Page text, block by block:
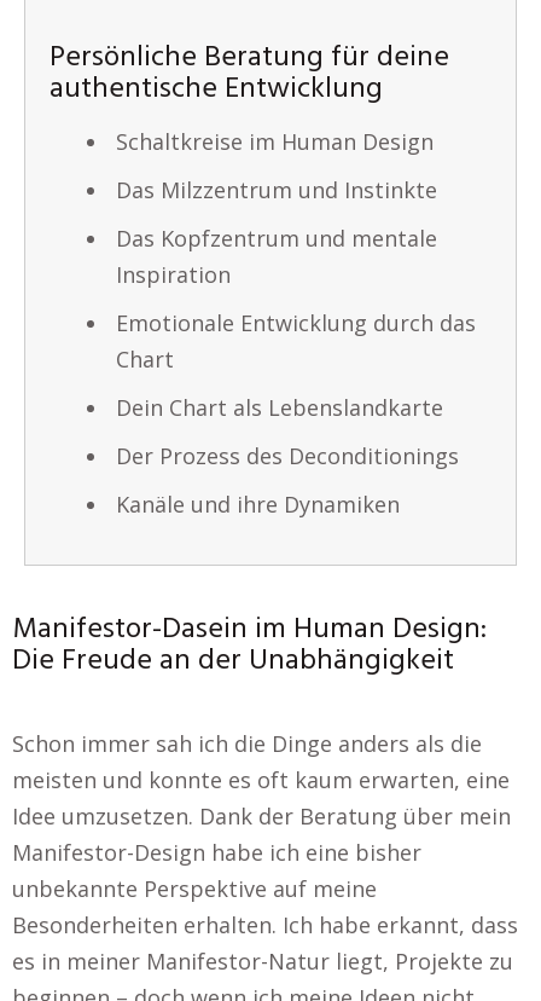
Persönliche Beratung für deine
authentische Entwicklung
Schaltkreise im Human Design
Das Milzzentrum und Instinkte
Das Kopfzentrum und mentale
Inspiration
Emotionale Entwicklung durch das
Chart
Dein Chart als Lebenslandkarte
Der Prozess des Deconditionings
Kanäle und ihre Dynamiken
Manifestor-Dasein im Human Design:
Die Freude an der Unabhängigkeit
Schon immer sah ich die Dinge anders als die
meisten und konnte es oft kaum erwarten, eine
Idee umzusetzen. Dank der Beratung über mein
Manifestor-Design habe ich eine bisher
unbekannte Perspektive auf meine
Besonderheiten erhalten. Ich habe erkannt, dass
es in meiner Manifestor-Natur liegt, Projekte zu